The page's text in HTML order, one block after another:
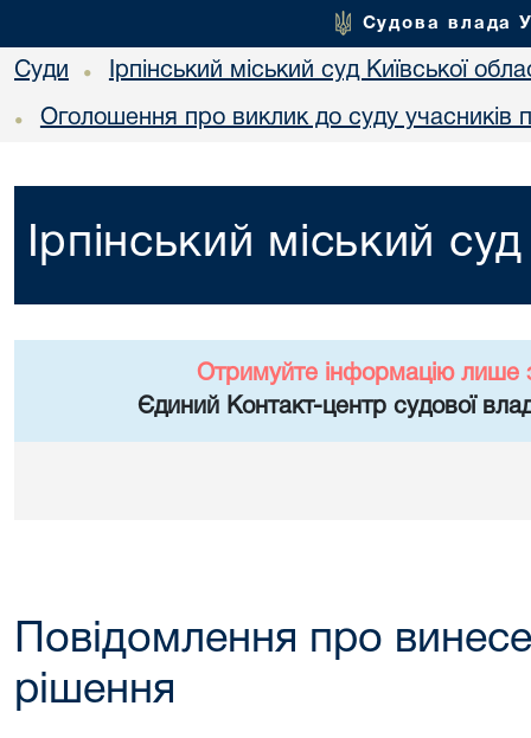
Судова влада
Суди • Ірпінський міський суд Київської
• Оголошення про виклик до суду учасників
Ірпінський міський
Отримуйте інформацію лише
Єдиний Контакт-центр судової
Повідомлення про
рішення